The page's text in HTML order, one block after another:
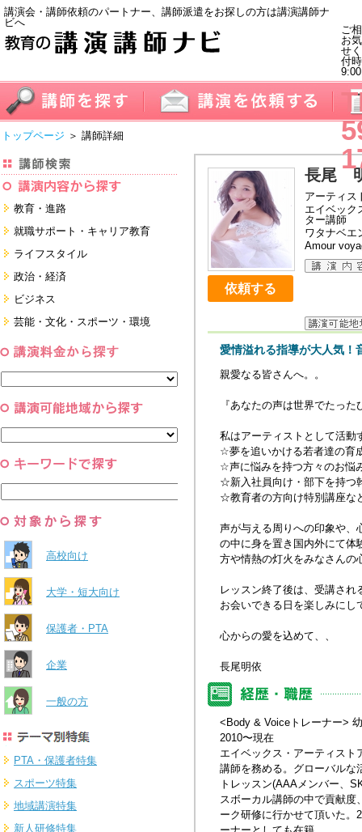
講演会・講師依頼のパートナー、講師派遣をお探しの方は講演講師ナ
ビへ
ご
お
せ
付
トップページ ＞ 講師詳細
教育・進路
進学・受験
教員・保護者
すべて
就職サポート・キャリア教育
就職サポートツール対策
面接・ディスカッション・マナー
対策
ライフスタイル
健康・美容・女性・食育
看護・介護・ボランティア
すべて
政治・経済
国際
日本
ビジネス
経営・マーケティング・ファイナ
ンス
コーチング・メンタルヘルス・人
芸能・文化・スポーツ・環境
スポーツ
すべて
高校向け
大学・短大向け
保護者・PTA
企業
一般の方
PTA・保護者特集
スポーツ特集
地域講演特集
新人研修特集
依頼する
長尾
アーティス
エイベック
ター講師
ワタナベ
Amour
愛情溢れる指導が大人気！
親愛なる皆さんへ。。
『あなたの声は世界でたっ
私はアーティストとして活動
☆夢を追いかける若者達の育
☆声に悩みを持つ方々のお悩
☆新入社員向け・部下を持つ
☆教育者の方向け特別講座な
声が与える周りへの印象や、
の中に身を置き国内外にて体
方や情熱の灯火をみなさんの
レッスン終了後は、受講さ
お会いできる日を楽しみにし
心からの愛を込めて、、
長尾明依
<Body & Voiceトレーナー>
2010〜現在
エイベックス・アーティス
講師を務める。グローバルな
トレッスン(AAAメンバー、
スボーカル講師の中で貢献
ーク研修に行かせて頂いた。